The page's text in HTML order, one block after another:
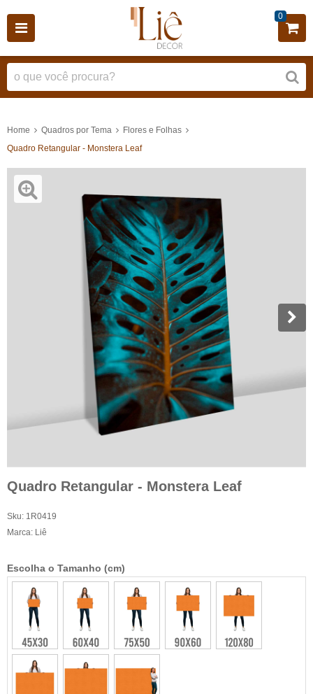
0
Home Quadros por Tema
Flores e Folhas
Quadro Retangular - Monstera Leaf
Quadro Retangular - Monstera Leaf
Sku: 1R0419
Marca: Liê
Escolha o Tamanho (cm)